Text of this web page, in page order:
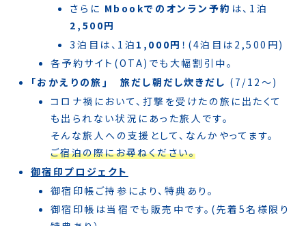
さらに Mbookでのオンラン予約 は、1泊
2,500円
3泊目は、1泊 1,000円 ！(4泊目は2,500円)
各予約サイト(OTA)でも大幅割引中。
｢おかえりの旅｣ 旅だし朝だし炊きだし (7/12〜)
コロナ禍において、打撃を受けたの旅に出たくて
も出られない状況にあった旅人です。
そんな旅人への支援として、 なんか やってます。
ご宿泊の際にお尋ねください。
御宿印プロジェクト
御宿印帳ご持参により、特典あり。
御宿印帳は当宿でも販売中です。(先着5名様限り